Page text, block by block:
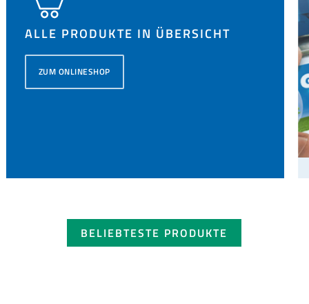
ALLE PRODUKTE IN ÜBERSICHT
ZUM ONLINESHOP
BELIEBTESTE PRODUKTE